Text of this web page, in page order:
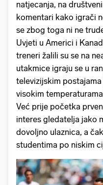
natjecanja, na
komentari kako igrači
se zbog toga ni ne
Uvjeti u Americi i
treneri žalili su se na
utakmice igraju se u
televizijskim
visokim
Već prije početka
interes gledatelja jako
dovoljno ulaznica, a
studentima po niskim